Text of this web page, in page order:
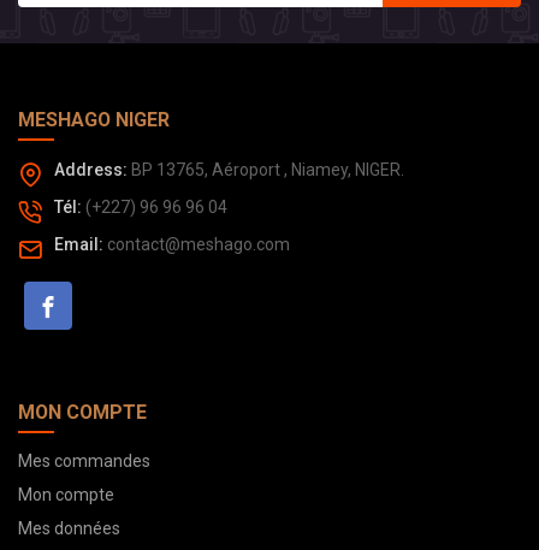
MESHAGO NIGER
Address: BP 13765, Aéroport , Niamey, NIGER.
Tél: (+227) 96 96 96 04
Email: contact@meshago.com
MON COMPTE
Mes commandes
Mon compte
Mes données